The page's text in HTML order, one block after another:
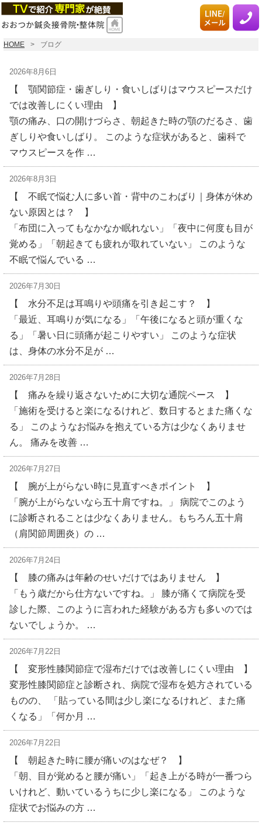
HOME ブログ
2026年8月6日
【 顎関節症・歯ぎしり・食いしばりはマウスピースだけ
では改善しにくい理由 】
顎の痛み、口の開けづらさ、朝起きた時の顎のだるさ、歯
ぎしりや食いしばり。 このような症状があると、歯科で
マウスピースを作 …
2026年8月3日
【 不眠で悩む人に多い首・背中のこわばり｜身体が休め
ない原因とは？ 】
「布団に入ってもなかなか眠れない」「夜中に何度も目が
覚める」「朝起きても疲れが取れていない」 このような
不眠で悩んでいる …
2026年7月30日
【 水分不足は耳鳴りや頭痛を引き起こす？ 】
「最近、耳鳴りが気になる」「午後になると頭が重くな
る」「暑い日に頭痛が起こりやすい」 このような症状
は、身体の水分不足が …
2026年7月28日
【 痛みを繰り返さないために大切な通院ペース 】
「施術を受けると楽になるけれど、数日するとまた痛くな
る」 このようなお悩みを抱えている方は少なくありませ
ん。 痛みを改善 …
2026年7月27日
【 腕が上がらない時に見直すべきポイント 】
「腕が上がらないなら五十肩ですね。」 病院でこのよう
に診断されることは少なくありません。もちろん五十肩
（肩関節周囲炎）の …
2026年7月24日
【 膝の痛みは年齢のせいだけではありません 】
「もう歳だから仕方ないですね。」 膝が痛くて病院を受
診した際、このように言われた経験がある方も多いのでは
ないでしょうか。 …
2026年7月22日
【 変形性膝関節症で湿布だけでは改善しにくい理由 】
変形性膝関節症と診断され、病院で湿布を処方されている
ものの、 「貼っている間は少し楽になるけれど、また痛
くなる」「何か月 …
2026年7月22日
【 朝起きた時に腰が痛いのはなぜ？ 】
「朝、目が覚めると腰が痛い」「起き上がる時が一番つら
いけれど、動いているうちに少し楽になる」 このような
症状でお悩みの方 …